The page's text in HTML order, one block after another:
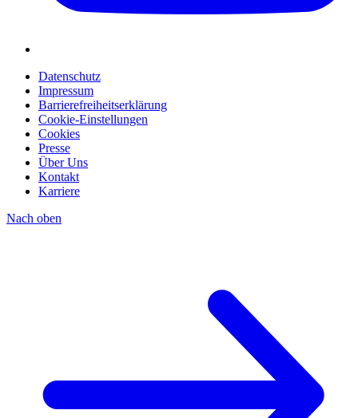
Datenschutz
Impressum
Barrierefreiheitserklärung
Cookie-Einstellungen
Cookies
Presse
Über Uns
Kontakt
Karriere
Nach oben